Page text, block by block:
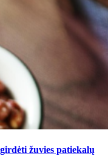
žuvies patiekalų